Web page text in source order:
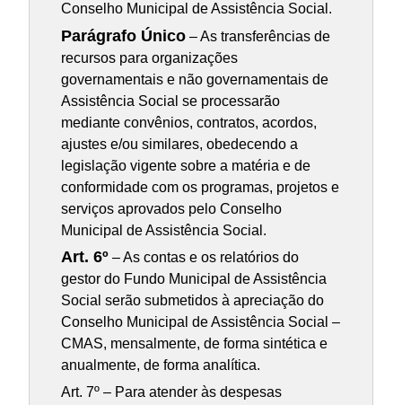
Conselho Municipal de Assistência Social.
Parágrafo Único – As transferências de
recursos para organizações
governamentais e não governamentais de
Assistência Social se processarão
mediante convênios, contratos, acordos,
ajustes e/ou similares, obedecendo a
legislação vigente sobre a matéria e de
conformidade com os programas, projetos e
serviços aprovados pelo Conselho
Municipal de Assistência Social.
Art. 6º – As contas e os relatórios do
gestor do Fundo Municipal de Assistência
Social serão submetidos à apreciação do
Conselho Municipal de Assistência Social –
CMAS, mensalmente, de forma sintética e
anualmente, de forma analítica.
Art. 7º – Para atender às despesas